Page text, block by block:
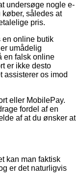
undersøge nogle e-
således at
pris.
en online butik
umådelig
en falsk online
er ikke desto
assisterer os imod
eller MobilePay.
fordel af en
af at du ønsker at
kan man faktisk
er det naturligvis